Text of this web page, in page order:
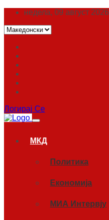
недела, 09 август 2026
Логирај Се
МКД
Политика
Економија
МИА Интервју